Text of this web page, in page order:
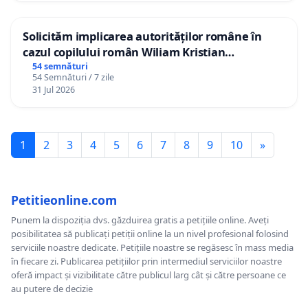
Solicităm implicarea autorităților române în
cazul copilului român Wiliam Kristian
Gheorghe, aflat în plasament în Danemarca de
12 ani
54 semnături
54 Semnături / 7 zile
31 Jul 2026
1 2 3 4 5 6 7 8 9 10 »
Petitieonline.com
Punem la dispoziția dvs. găzduirea gratis a petițiile online. Aveți
posibilitatea să publicați petiții online la un nivel profesional folosind
serviciile noastre dedicate. Petițiile noastre se regăsesc în mass media
în fiecare zi. Publicarea petițiilor prin intermediul serviciilor noastre
oferă impact și vizibilitate către publicul larg cât și către persoane ce
au putere de decizie